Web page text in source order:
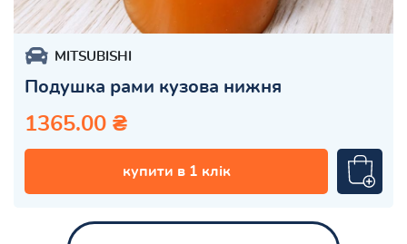
MITSUBISHI
Подушка рами кузова нижня
1365.00 ₴
купити в 1 клік